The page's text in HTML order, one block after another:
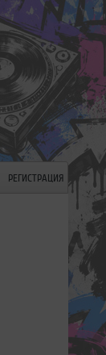
РЕГИСТРАЦИЯ